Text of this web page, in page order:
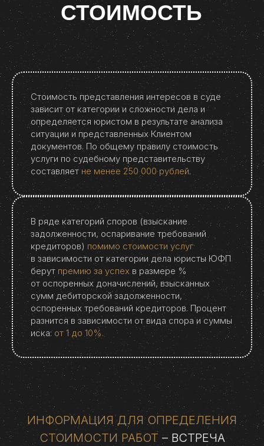
СТОИМОСТЬ
Стоимость представления интересов в суде
зависит от категории и сложности дела и
определяется юристом в результате анализа
ситуации и представленных Клиентом
документов. По общему правилу стоимость
услуги по судебному представительству
составляетне менее 250 000 рублей.
В ряде категорий споров (взыскание
задолженности, оспаривание требований
кредиторов) помимо стоимости услуг
в зависимости от категории дела юристы ЮФП
берут премию за успех в размере %
от оспоренных доначислений, взысканных
сумм дебиторской задолженности,
оспоренных требований кредиторов. Процент
разнится в зависимости от вида спора и суммы
иска: от 1 до 10%.
ИНФОРМАЦИЯ ДЛЯ ОПРЕДЕЛЕНИЯ
СТОИМОСТИ РАБОТ – ВСТРЕЧА